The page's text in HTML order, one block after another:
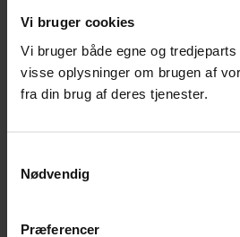
Vi bruger cookies
Vi bruger både egne og
visse oplysninger om brugen af
fra din brug af deres tjenester.
Nødvendig
Præferencer